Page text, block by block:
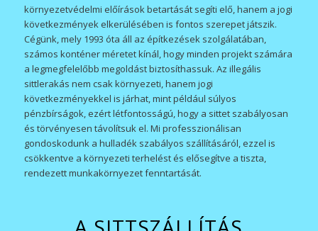
környezetvédelmi előírások betartását segíti elő, hanem a jogi
következmények elkerülésében is fontos szerepet játszik.
Cégünk, mely 1993 óta áll az építkezések szolgálatában,
számos konténer méretet kínál, hogy minden projekt számára
a legmegfelelőbb megoldást biztosíthassuk. Az illegális
sittlerakás nem csak környezeti, hanem jogi
következményekkel is járhat, mint például súlyos
pénzbírságok, ezért létfontosságú, hogy a sittet szabályosan
és törvényesen távolítsuk el. Mi professzionálisan
gondoskodunk a hulladék szabályos szállításáról, ezzel is
csökkentve a környezeti terhelést és elősegítve a tiszta,
rendezett munkakörnyezet fenntartását.